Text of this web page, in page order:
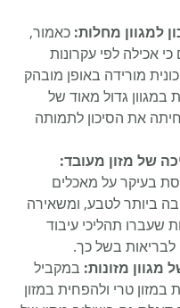
למגוון מחלות: כאמור,
אכילה לפי עקרונות
מורידה באופן מובהק
במגוון גדול מאוד של
את הסיכון לתמותה
של מזון מעובד:
בעיקר על מאכלים
ביותר לטבע, ומשאירה
שעברו תהליכי עיבוד
לבריאות בשל כך.
מגוון מזונות: במקביל
במזון טרי ולהפחית במזון